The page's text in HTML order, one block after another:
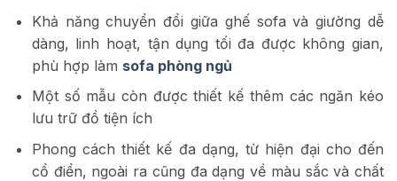
Khả năng chuyển đổi giữa ghế sofa và giường dễ
dàng, linh hoạt, tận dụng tối đa được không gian,
phù hợp làm sofa phòng ngủ
Một số mẫu còn được thiết kế thêm các ngăn kéo
lưu trữ đồ tiện ích
Phong cách thiết kế đa dạng, từ hiện đại cho đến
cổ điển, ngoài ra cũng đa dạng về màu sắc và chất